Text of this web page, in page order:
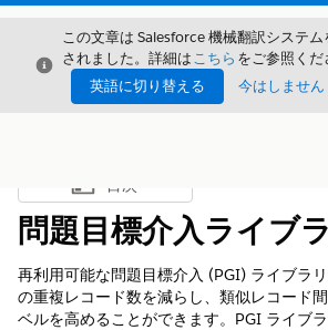
閉じる
この文章は Salesforce 機械翻訳システ
されました。詳細はこちら をご参照くだ
英語に切り替える
今はしません
目次を表示
目次
問題目標介入ライブ
再利用可能な問題目標介入 (PGI) ライブラ
の重複レコード数を減らし、類似レコード
ベルを高めることができます。PGI ライブ